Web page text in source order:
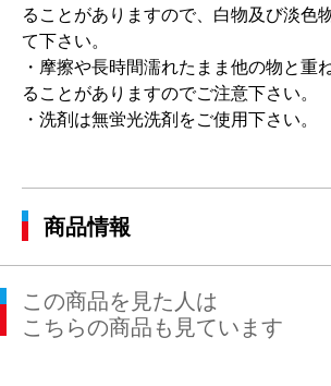
ることがありますので、白物及び淡色
て下さい。
・摩擦や長時間濡れたまま他の物と重
ることがありますのでご注意下さい。
・洗剤は無蛍光洗剤をご使用下さい。
商品情報
この商品を見た人は
こちらの商品も見ています